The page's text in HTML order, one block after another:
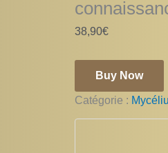
38,90€
Buy Now
Catégorie :